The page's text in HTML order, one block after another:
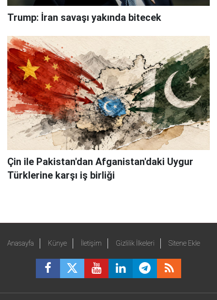
Trump: İran savaşı yakında bitecek
Çin ile Pakistan'dan Afganistan'daki Uygur
Türklerine karşı iş birliği
Anasayfa Künye İletişim Gizlilik İlkeleri Sitene Ekle